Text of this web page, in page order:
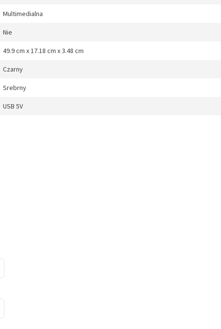
Multimedialna
Nie
49.9 cm x 17.18 cm x 3.48 cm
Czarny
Srebrny
USB 5V